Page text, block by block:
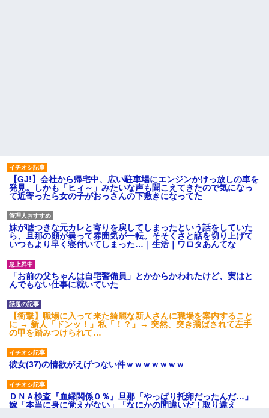
【GJ!】会社から帰宅中、広い駐車場にエンジンかけっ放しの車を
発見。しかも「ヒィ～」みたいな声も聞こえてきたので気になっ
て近寄ったら女の子がおっさんの下敷きになってた
妹が嘘つきな元カレと寄りを戻してしまったという話をしていた
ら、旦那の顔が曇って雰囲気が一転。そそくさと話を切り上げて
いつもより早く寝付いてしまった…｜生活｜ワロタあんてな
「お前の父ちゃんは自宅警備員」とかからかわれたけど、実はと
んでもない仕事に就いていた
【衝撃】職場に入って来た綺麗な新人さんに職場を案内すること
に → 新人「ドンッ！」私「！？」→ 突然、突き飛ばされて左手
の甲を踏みつけられて…
彼女(37)の情欲がえげつない件ｗｗｗｗｗｗｗ
ＤＮＡ検査『血縁関係０％』旦那「やっぱり托卵だったんだ…」
嫁「本当に身に覚えがない」「なにかの間違いだ！取り違え